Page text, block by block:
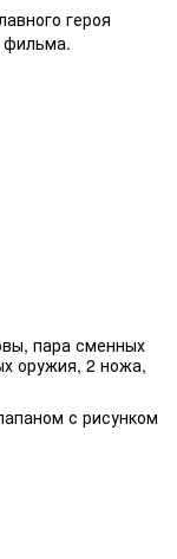
героя
фильма.
пара сменных
оружия, 2 ножа,
с рисунком